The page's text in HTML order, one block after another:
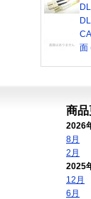
面
商
2026
8月
2月
2025
12月
6月